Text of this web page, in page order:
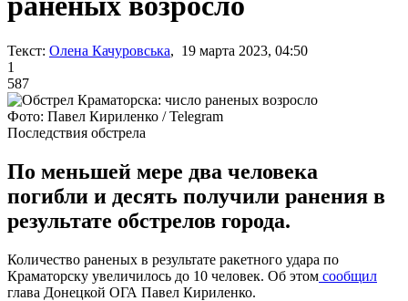
Текст: Олена Качуровська, 19 марта 2023, 04:50
1
587
Фото: Павел Кириленко / Telegram
Последствия обстрела
По меньшей мере два человека
погибли и десять получили ранения в
результате обстрелов города.
Количество раненых в результате ракетного удара по
Краматорску увеличилось до 10 человек. Об этом сообщил
глава Донецкой ОГА Павел Кириленко.